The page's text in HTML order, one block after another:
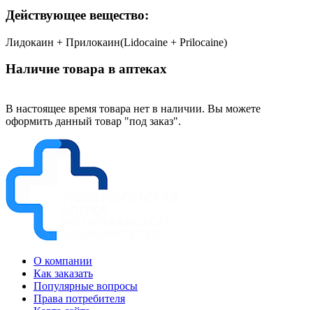
Действующее вещество:
Лидокаин + Прилокаин(Lidocaine + Prilocaine)
Наличие товара в аптеках
В настоящее время товара нет в наличии. Вы можете
оформить данный товар "под заказ".
О компании
Как заказать
Популярные вопросы
Права потребителя